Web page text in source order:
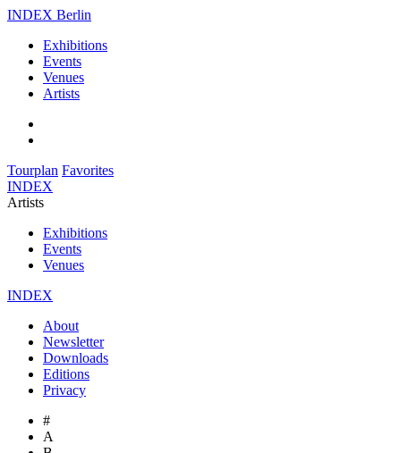
INDEX Berlin
Exhibitions
Events
Venues
Artists
Tourplan Favorites
INDEX
Artists
Exhibitions
Events
Venues
INDEX
About
Newsletter
Downloads
Editions
Privacy
#
A